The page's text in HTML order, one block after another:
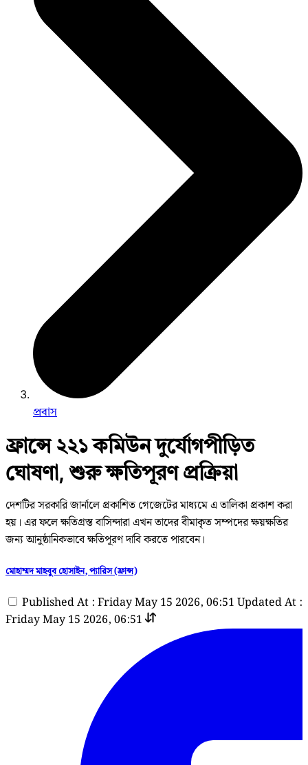
প্রবাস
ফ্রান্সে ২২১ কমিউন দুর্যোগপীড়িত
ঘোষণা, শুরু ক্ষতিপূরণ প্রক্রিয়া
দেশটির সরকারি জার্নালে প্রকাশিত গেজেটের মাধ্যমে এ তালিকা প্রকাশ করা
হয়। এর ফলে ক্ষতিগ্রস্ত বাসিন্দারা এখন তাদের বীমাকৃত সম্পদের ক্ষয়ক্ষতির
জন্য আনুষ্ঠানিকভাবে ক্ষতিপূরণ দাবি করতে পারবেন।
মোহাম্মদ মাহবুব হোসাইন, প্যারিস (ফ্রান্স)
Published At : Friday May 15 2026, 06:51 Updated At :
Friday May 15 2026, 06:51